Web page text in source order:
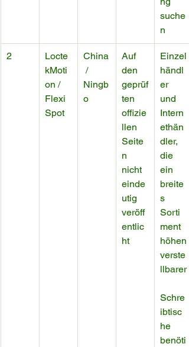
suche
n
2
Locte
kMoti
on /
Flexi
Spot
China
/
Ningb
o
Auf
den
geprüf
ten
offizie
llen
Seite
n
nicht
einde
utig
veröff
entlic
ht
Einzel
händl
er
und
Intern
ethän
dler,
die
ein
breite
s
Sorti
ment
höhen
verste
llbarer
Schre
ibtisc
he
benöti